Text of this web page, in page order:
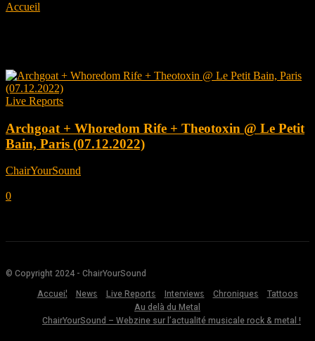
Accueil
Live Reports
Archgoat + Whoredom Rife + Theotoxin @ Le Petit
Bain, Paris (07.12.2022)
ChairYourSound
0
© Copyright 2024 - ChairYourSound
Accueil
News Live Reports Interviews Chroniques
Tattoos
Au delà du Metal
ChairYourSound – Webzine sur l’actualité musicale rock & metal !